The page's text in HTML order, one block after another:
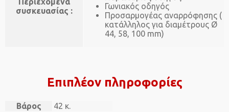
συσκευασίας :
Γωνιακός οδηγός
Προσαρμογέας αναρρόφησης (
κατάλληλος για διαμέτρους Ø
44, 58, 100 mm)
Επιπλέον πληροφορίες
Βάρος
42 κ.